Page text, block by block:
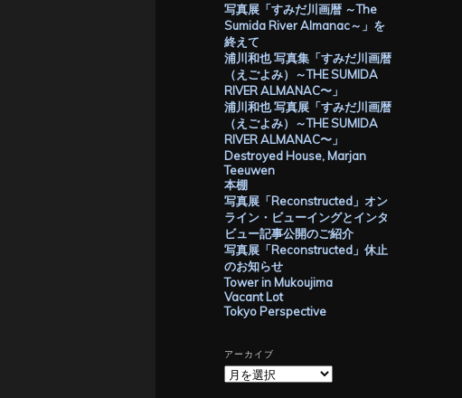
写真展「すみだ川画暦 ～The
Sumida River Almanac～」を
終えて
浦川和也 写真集「すみだ川画暦
（えごよみ）～THE SUMIDA
RIVER ALMANAC〜」
浦川和也 写真展「すみだ川画暦
（えごよみ）～THE SUMIDA
RIVER ALMANAC〜」
Destroyed House, Marjan
Teeuwen
本棚
写真展「Reconstructed」オン
ライン・ビューイングとインタ
ビュー記事公開のご紹介
写真展「Reconstructed」休止
のお知らせ
Tower in Mukoujima
Vacant Lot
Tokyo Perspective
アーカイブ
ア
ー